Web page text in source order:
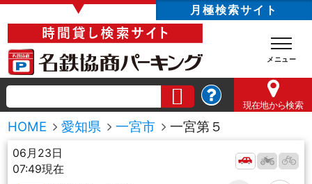
▼ 月極検索サイト
現在地から検索
HOME 愛知県 一宮市 一宮第５
06月23日
07:49現在